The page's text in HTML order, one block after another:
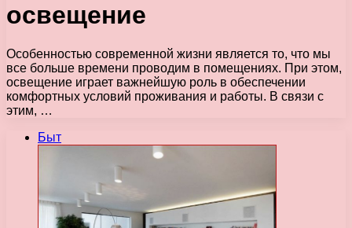
освещение
Особенностью современной жизни является то, что мы
все больше времени проводим в помещениях. При этом,
освещение играет важнейшую роль в обеспечении
комфортных условий проживания и работы. В связи с
этим, …
Быт